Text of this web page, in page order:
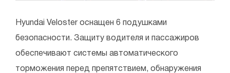
Hyundai Veloster оснащен 6 подушками
безопасности. Защиту водителя и пассажиров
обеспечивают системы автоматического
торможения перед препятствием, обнаружения